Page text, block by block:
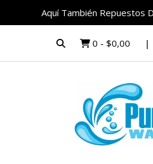
Aquí También Repuestos
0 - $0,00